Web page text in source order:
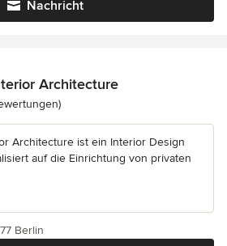
Nachricht
Architecture
5 von 5 Sternen
Architecture ist ein Interior Design
auf die Einrichtung von privaten
Berlin